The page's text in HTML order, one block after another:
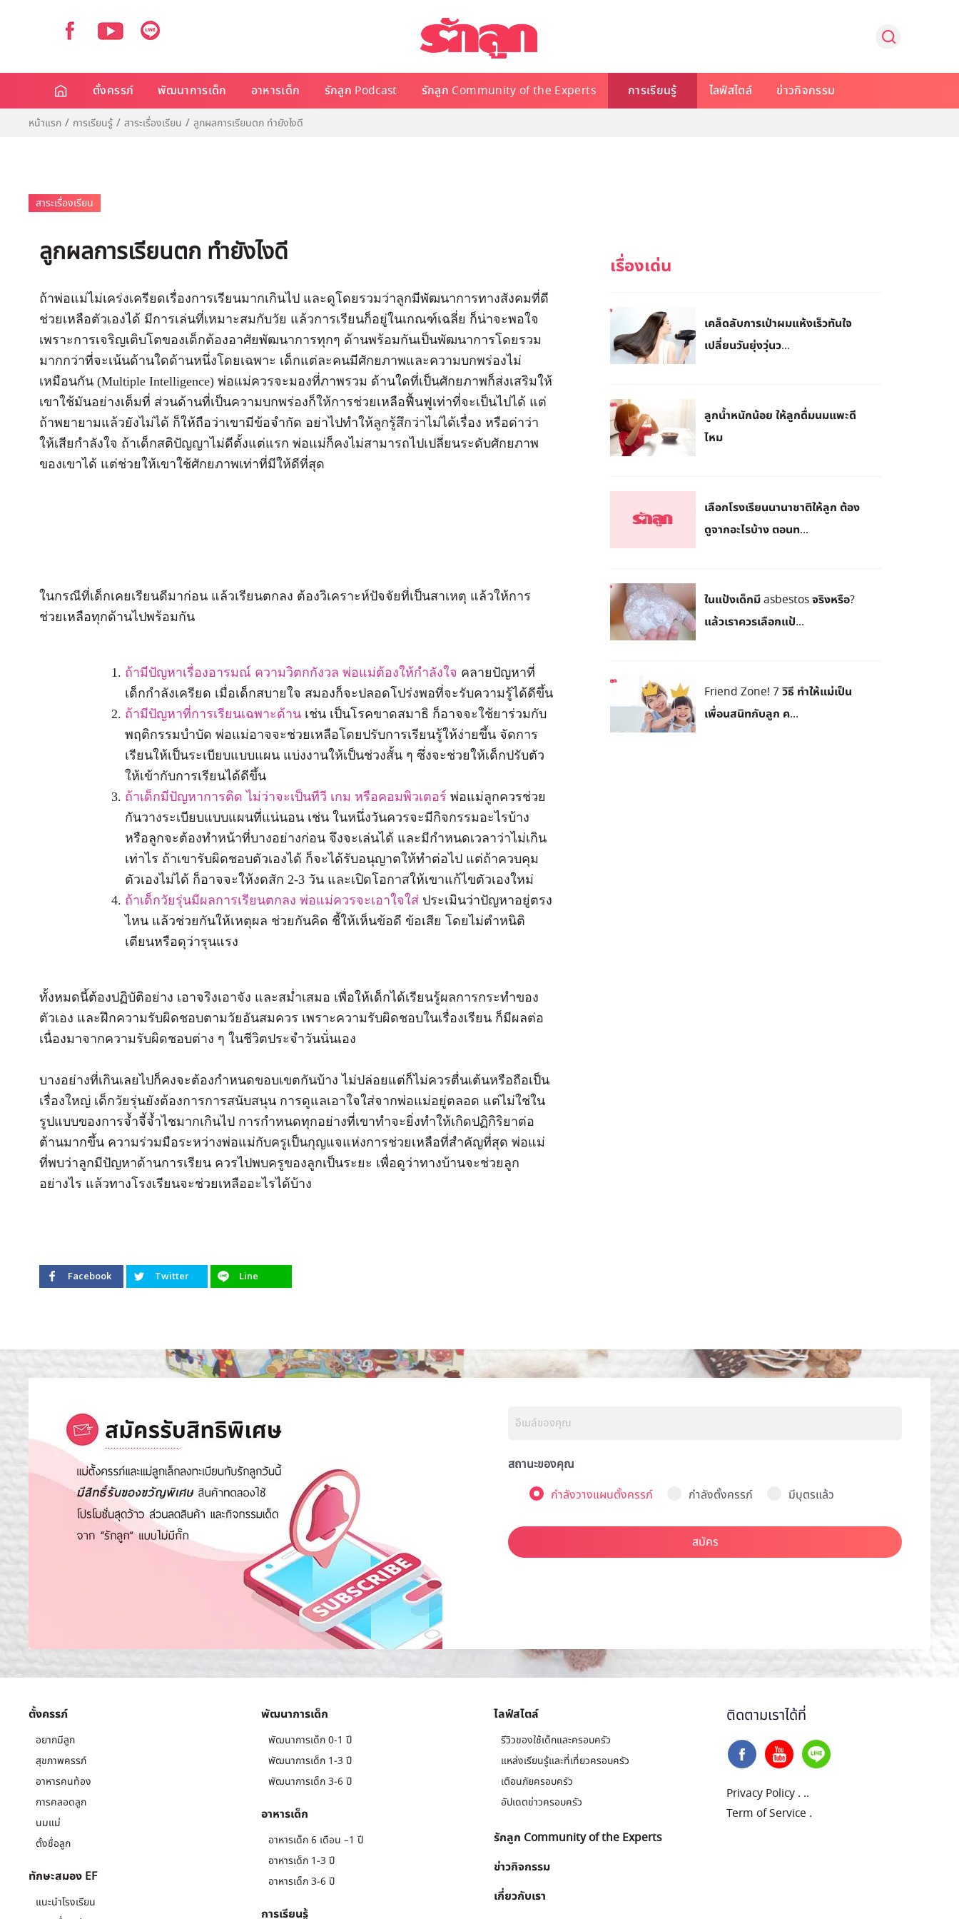
ตั้งครรภ์ พัฒนาการเด็ก อาหารเด็ก รักลูก Podcast รักลูก Community of the Experts การเรียนรู้ ไลฟ์สไตล์ ข่าวกิจกรรม
หน้าแรก การเรียนรู้ สาระเรื่องเรียน ลูกผลการเรียนตก ทำยังไงดี
สาระเรื่องเรียน
ลูกผลการเรียนตก ทำยังไงดี
ถ้าพ่อแม่ไม่เคร่งเครียดเรื่องการเรียนมากเกินไป และดูโดยรวมว่าลูกมีพัฒนาการทางสังคมที่ดี
ช่วยเหลือตัวเองได้ มีการเล่นที่เหมาะสมกับวัย แล้วการเรียนก็อยู่ในเกณฑ์เฉลี่ย ก็น่าจะพอใจ
เพราะการเจริญเติบโตของเด็กต้องอาศัยพัฒนาการทุกๆ ด้านพร้อมกันเป็นพัฒนาการโดยรวม
มากกว่าที่จะเน้นด้านใดด้านหนึ่งโดยเฉพาะ เด็กแต่ละคนมีศักยภาพและความบกพร่องไม่
เหมือนกัน (Multiple Intelligence) พ่อแม่ควรจะมองที่ภาพรวม ด้านใดที่เป็นศักยภาพก็ส่งเสริมให้
เขาใช้มันอย่างเต็มที่ ส่วนด้านที่เป็นความบกพร่องก็ให้การช่วยเหลือฟื้นฟูเท่าที่จะเป็นไปได้ แต่
ถ้าพยายามแล้วยังไม่ได้ ก็ให้ถือว่าเขามีข้อจำกัด อย่าไปทำให้ลูกรู้สึกว่าไม่ได้เรื่อง หรือด่าว่า
ให้เสียกำลังใจ ถ้าเด็กสติปัญญาไม่ดีตั้งแต่แรก พ่อแม่ก็คงไม่สามารถไปเปลี่ยนระดับศักยภาพ
ของเขาได้ แต่ช่วยให้เขาใช้ศักยภาพเท่าที่มีให้ดีที่สุด
ในกรณีที่เด็กเคยเรียนดีมาก่อน แล้วเรียนตกลง ต้องวิเคราะห์ปัจจัยที่เป็นสาเหตุ แล้วให้การ
ช่วยเหลือทุกด้านไปพร้อมกัน
ถ้ามีปัญหาเรื่องอารมณ์ ความวิตกกังวล พ่อแม่ต้องให้กำลังใจ คลายปัญหาที่
เด็กกำลังเครียด เมื่อเด็กสบายใจ สมองก็จะปลอดโปร่งพอที่จะรับความรู้ได้ดีขึ้น
ถ้ามีปัญหาที่การเรียนเฉพาะด้าน เช่น เป็นโรคขาดสมาธิ ก็อาจจะใช้ยาร่วมกับ
พฤติกรรมบำบัด พ่อแม่อาจจะช่วยเหลือโดยปรับการเรียนรู้ให้ง่ายขึ้น จัดการ
เรียนให้เป็นระเบียบแบบแผน แบ่งงานให้เป็นช่วงสั้น ๆ ซึ่งจะช่วยให้เด็กปรับตัว
ให้เข้ากับการเรียนได้ดีขึ้น
ถ้าเด็กมีปัญหาการติด ไม่ว่าจะเป็นทีวี เกม หรือคอมพิวเตอร์ พ่อแม่ลูกควรช่วย
กันวางระเบียบแบบแผนที่แน่นอน เช่น ในหนึ่งวันควรจะมีกิจกรรมอะไรบ้าง
หรือลูกจะต้องทำหน้าที่บางอย่างก่อน จึงจะเล่นได้ และมีกำหนดเวลาว่าไม่เกิน
เท่าไร ถ้าเขารับผิดชอบตัวเองได้ ก็จะได้รับอนุญาตให้ทำต่อไป แต่ถ้าควบคุม
ตัวเองไม่ได้ ก็อาจจะให้งดสัก 2-3 วัน และเปิดโอกาสให้เขาแก้ไขตัวเองใหม่
ถ้าเด็กวัยรุ่นมีผลการเรียนตกลง พ่อแม่ควรจะเอาใจใส่ ประเมินว่าปัญหาอยู่ตรง
ไหน แล้วช่วยกันให้เหตุผล ช่วยกันคิด ชี้ให้เห็นข้อดี ข้อเสีย โดยไม่ตำหนิติ
เตียนหรือดุว่ารุนแรง
ทั้งหมดนี้ต้องปฏิบัติอย่าง เอาจริงเอาจัง และสม่ำเสมอ เพื่อให้เด็กได้เรียนรู้ผลการกระทำของ
ตัวเอง และฝึกความรับผิดชอบตามวัยอันสมควร เพราะความรับผิดชอบในเรื่องเรียน ก็มีผลต่อ
เนื่องมาจากความรับผิดชอบต่าง ๆ ในชีวิตประจำวันนั่นเอง
บางอย่างที่เกินเลยไปก็คงจะต้องกำหนดขอบเขตกันบ้าง ไม่ปล่อยแต่ก็ไม่ควรตื่นเต้นหรือถือเป็น
เรื่องใหญ่ เด็กวัยรุ่นยังต้องการการสนับสนุน การดูแลเอาใจใส่จากพ่อแม่อยู่ตลอด แต่ไม่ใช่ใน
รูปแบบของการจ้ำจี้จ้ำไชมากเกินไป การกำหนดทุกอย่างที่เขาทำจะยิ่งทำให้เกิดปฏิกิริยาต่อ
ต้านมากขึ้น ความร่วมมือระหว่างพ่อแม่กับครูเป็นกุญแจแห่งการช่วยเหลือที่สำคัญที่สุด พ่อแม่
ที่พบว่าลูกมีปัญหาด้านการเรียน ควรไปพบครูของลูกเป็นระยะ เพื่อดูว่าทางบ้านจะช่วยลูก
อย่างไร แล้วทางโรงเรียนจะช่วยเหลืออะไรได้บ้าง
Facebook Twitter Line
เคล็ดลับการเป่าผมแห้งเร็วทันใจ
เปลี่ยนวันยุ่งวุ่นว...
ลูกน้ำหนักน้อย ให้ลูกดื่มนมแพะดี
ไหม
เลือกโรงเรียนนานาชาติให้ลูก ต้อง
ดูจากอะไรบ้าง ตอนท...
ในแป้งเด็กมี asbestos จริงหรือ?
แล้วเราควรเลือกแป้...
Friend Zone! 7 วิธี ทำให้แม่เป็น
เพื่อนสนิทกับลูก ค...
สถานะของคุณ
กำลังวางแผนตั้งครรภ์
กำลังตั้งครรภ์ มีบุตรแล้ว
สมัคร
ตั้งครรภ์
อยากมีลูก
สุขภาพครรภ์
อาหารคนท้อง
การคลอดลูก
นมแม่
ตั้งชื่อลูก
ทักษะสมอง EF
แนะนำโรงเรียน
พัฒนาการเด็ก
พัฒนาการเด็ก 0-1 ปี
พัฒนาการเด็ก 1-3 ปี
พัฒนาการเด็ก 3-6 ปี
อาหารเด็ก
อาหารเด็ก 6 เดือน –1 ปี
อาหารเด็ก 1-3 ปี
อาหารเด็ก 3-6 ปี
การเรียนรู้
ไลฟ์สไตล์
รีวิวของใช้เด็กและครอบครัว
แหล่งเรียนรู้และที่เที่ยวครอบครัว
เตือนภัยครอบครัว
อัปเดตข่าวครอบครัว
รักลูก Community of the Experts
ข่าวกิจกรรม
เกี่ยวกับเรา
ติดตามเราได้ที่
Privacy Policy . ..
Term of Service .